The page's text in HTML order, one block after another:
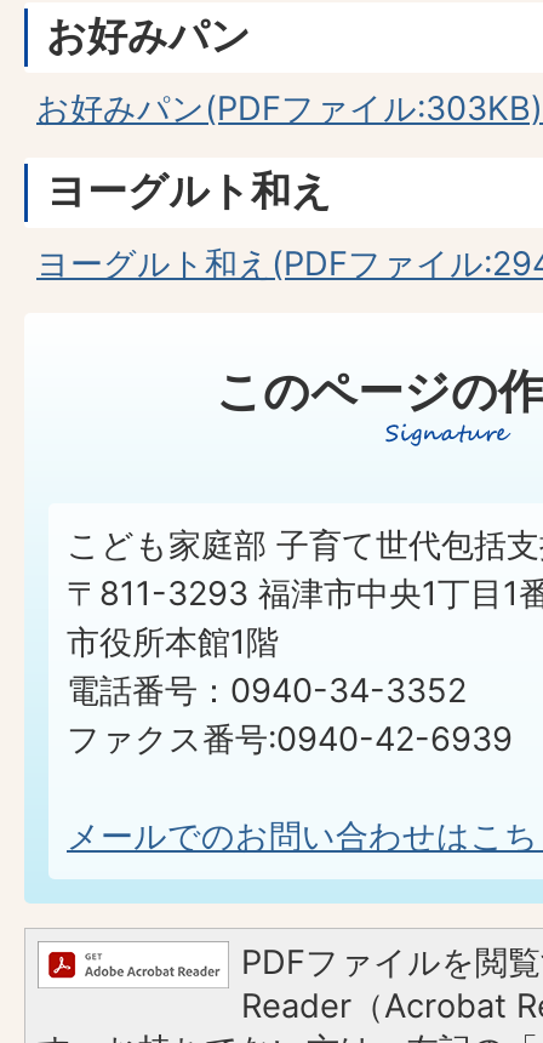
お好みパン
お好みパン(PDFファイル:303KB)
ヨーグルト和え
ヨーグルト和え(PDFファイル
このページの
こども家庭部 子育て世代包括
〒811-3293 福津市中央1丁目1
市役所本館1階
電話番号：0940-34-3352
ファクス番号:0940-42-6939
メールでのお問い合わせはこ
PDFファイルを閲
Reader（Acrobat